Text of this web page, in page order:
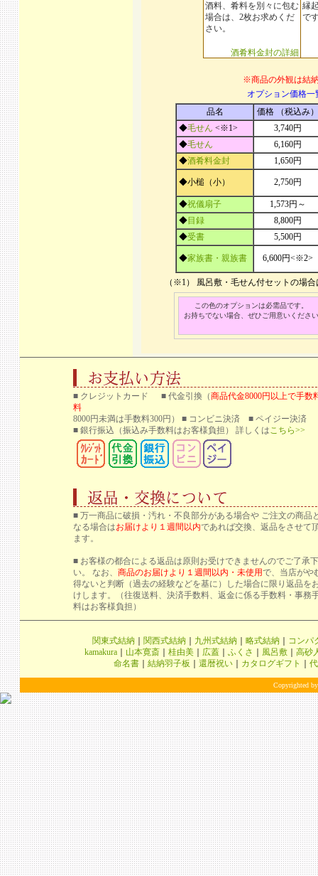
酒料、肴料を別々に包む
場合は、2枚お求めくだ
さい。
酒肴料金封の詳細
縁
で
※商品の外観は結
オプション価格一
品名
価格 （税込み）
◆毛せん <※1>
3,740円
◆毛せん
6,160円
◆酒肴料金封 1,650円
◆小槌（小） 2,750円
◆祝儀扇子
1,573円～
◆目録
8,800円
◆受書 5,500円
◆家族書・親族書 6,600円<※2>
（※1） 風呂敷・毛せん付セットの
この色のオプションは必需品です。
お持ちでない場合、ぜひご用意いください
■ クレジットカード ■ 代金引換（商品代金8000円以上で手数
料
8000円未満は手数料300円） ■ コンビニ決済 ■ ペイジー決済
■ 銀行振込 （振込み手数料はお客様負担） 詳しくはこちら>>
■ 万一商品に破損・汚れ・不良部分がある場合や ご注文の商品
なる場合はお届けより１週間以内であれば交換、返品をさせて
ます。
■ お客様の都合による返品は原則お受けできませんのでご了承
い。 なお、 商品のお届けより１週間以内・未使用で、当店がや
得ないと判断（過去の経験などを基に）した場合に限り返品を
けします。（往復送料、決済手数料、返金に係る手数料・事務
料はお客様負担）
関東式結納 関西式結納 九州式結納 略式結納
コンパ
kamakura
山本寛斎 桂由美 広蓋 ふくさ 風呂敷
高砂
命名書
結納羽子板 還暦祝い カタログギフト
Copyrighted